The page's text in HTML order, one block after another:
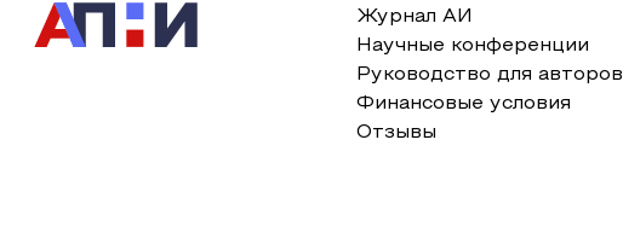
Журнал АИ
Научные конференции
Руководство для авторов
Финансовые условия
Отзывы